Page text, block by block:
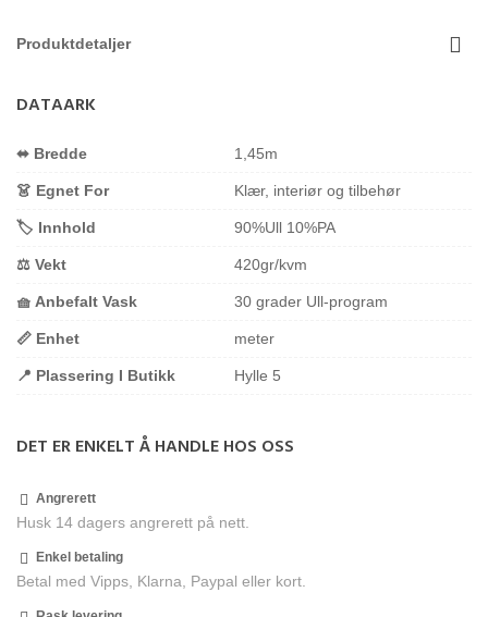
Produktdetaljer
DATAARK
⬌ Bredde 1,45m
👗 Egnet For Klær, interiør og tilbehør
🏷️ Innhold 90%Ull 10%PA
⚖️ Vekt 420gr/kvm
🧺 Anbefalt Vask 30 grader Ull-program
📏 Enhet meter
📍 Plassering I Butikk Hylle 5
DET ER ENKELT Å HANDLE HOS OSS
Angrerett
Husk 14 dagers angrerett på nett.
Enkel betaling
Betal med Vipps, Klarna, Paypal eller kort.